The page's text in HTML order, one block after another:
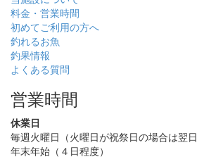
料金・営業時間
初めてご利用の方へ
釣れるお魚
釣果情報
よくある質問
営業時間
休業日
毎週火曜日（火曜日が祝祭日の場合は翌日
年末年始（４日程度）